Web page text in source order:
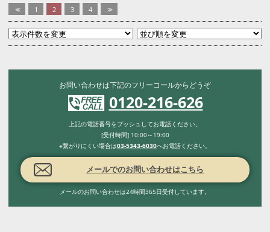
<< 1 2 3 4 >>
お問い合わせは下記のフリーコールからどうぞ
0120-216-626
上記の電話番号をプッシュしてお電話ください。
[受付時間] 10:00～19:00
※繋がりにくい場合は03-5343-6030へお電話ください。
メールでのお問い合わせはこちら
メールのお問い合わせは24時間365日受付しています。